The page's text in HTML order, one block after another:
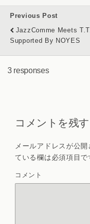
Previous Post
JazzComme Meets
Supported By NOYES
3 responses
コメントを残す
メールアドレスが公
ている欄は必須項目で
コメント